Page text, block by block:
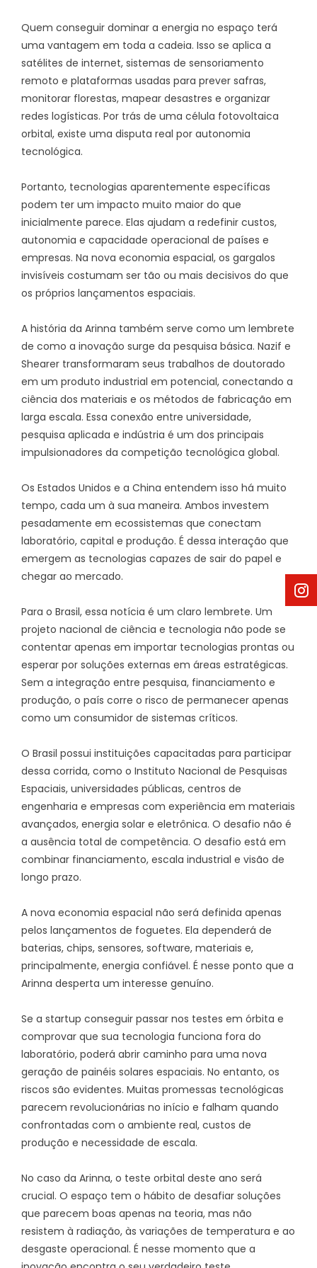
Quem conseguir dominar a energia no espaço terá
uma vantagem em toda a cadeia. Isso se aplica a
satélites de internet, sistemas de sensoriamento
remoto e plataformas usadas para prever safras,
monitorar florestas, mapear desastres e organizar
redes logísticas. Por trás de uma célula fotovoltaica
orbital, existe uma disputa real por autonomia
tecnológica.
Portanto, tecnologias aparentemente específicas
podem ter um impacto muito maior do que
inicialmente parece. Elas ajudam a redefinir custos,
autonomia e capacidade operacional de países e
empresas. Na nova economia espacial, os gargalos
invisíveis costumam ser tão ou mais decisivos do que
os próprios lançamentos espaciais.
A história da Arinna também serve como um lembrete
de como a inovação surge da pesquisa básica. Nazif e
Shearer transformaram seus trabalhos de doutorado
em um produto industrial em potencial, conectando a
ciência dos materiais e os métodos de fabricação em
larga escala. Essa conexão entre universidade,
pesquisa aplicada e indústria é um dos principais
impulsionadores da competição tecnológica global.
Os Estados Unidos e a China entendem isso há muito
tempo, cada um à sua maneira. Ambos investem
pesadamente em ecossistemas que conectam
laboratório, capital e produção. É dessa interação que
emergem as tecnologias capazes de sair do papel e
chegar ao mercado.
Para o Brasil, essa notícia é um claro lembrete. Um
projeto nacional de ciência e tecnologia não pode se
contentar apenas em importar tecnologias prontas ou
esperar por soluções externas em áreas estratégicas.
Sem a integração entre pesquisa, financiamento e
produção, o país corre o risco de permanecer apenas
como um consumidor de sistemas críticos.
O Brasil possui instituições capacitadas para participar
dessa corrida, como o Instituto Nacional de Pesquisas
Espaciais, universidades públicas, centros de
engenharia e empresas com experiência em materiais
avançados, energia solar e eletrônica. O desafio não é
a ausência total de competência. O desafio está em
combinar financiamento, escala industrial e visão de
longo prazo.
A nova economia espacial não será definida apenas
pelos lançamentos de foguetes. Ela dependerá de
baterias, chips, sensores, software, materiais e,
principalmente, energia confiável. É nesse ponto que a
Arinna desperta um interesse genuíno.
Se a startup conseguir passar nos testes em órbita e
comprovar que sua tecnologia funciona fora do
laboratório, poderá abrir caminho para uma nova
geração de painéis solares espaciais. No entanto, os
riscos são evidentes. Muitas promessas tecnológicas
parecem revolucionárias no início e falham quando
confrontadas com o ambiente real, custos de
produção e necessidade de escala.
No caso da Arinna, o teste orbital deste ano será
crucial. O espaço tem o hábito de desafiar soluções
que parecem boas apenas na teoria, mas não
resistem à radiação, às variações de temperatura e ao
desgaste operacional. É nesse momento que a